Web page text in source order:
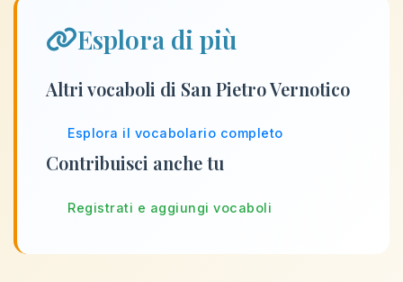
Esplora di più
Altri vocaboli di San Pietro Vernotico
Esplora il vocabolario completo
Contribuisci anche tu
Registrati e aggiungi vocaboli